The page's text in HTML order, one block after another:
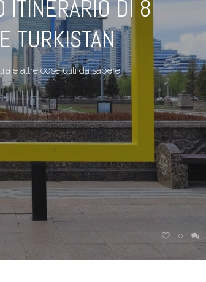
ITINERARIO DI 8
TURKISTAN
e altre cose utili da sapere
0